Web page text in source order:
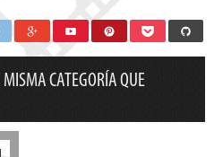
CATEGORÍA QUE